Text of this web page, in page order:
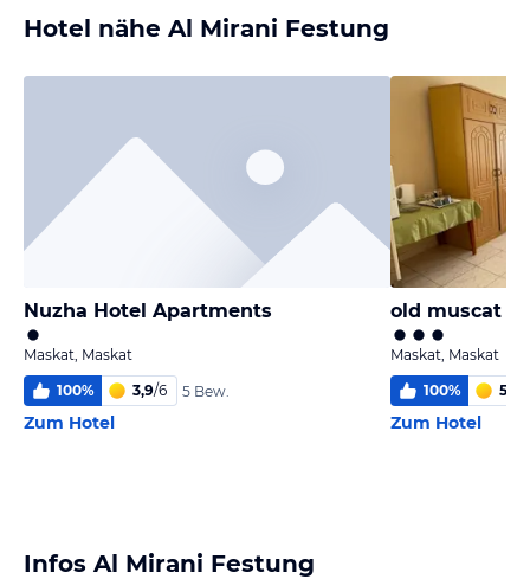
Hotel nähe Al Mirani Festung
Nuzha Hotel Apartments
Maskat, Maskat
100% 3,9/6 5 Bew.
Zum Hotel
old muscat
Maskat, Maskat
100% 5
Zum Hotel
Infos Al Mirani Festung